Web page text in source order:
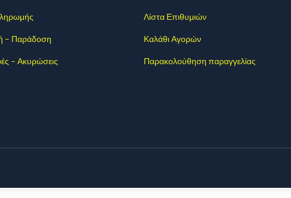
– Παράδοση
– Ακυρώσεις
Λίστα Επιθυμιών
Καλάθι Αγορών
Παρακολούθηση παραγγελίας